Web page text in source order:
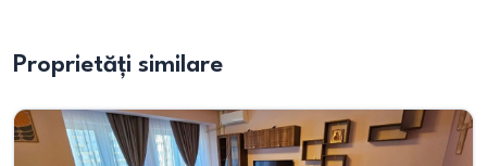
Proprietăți similare